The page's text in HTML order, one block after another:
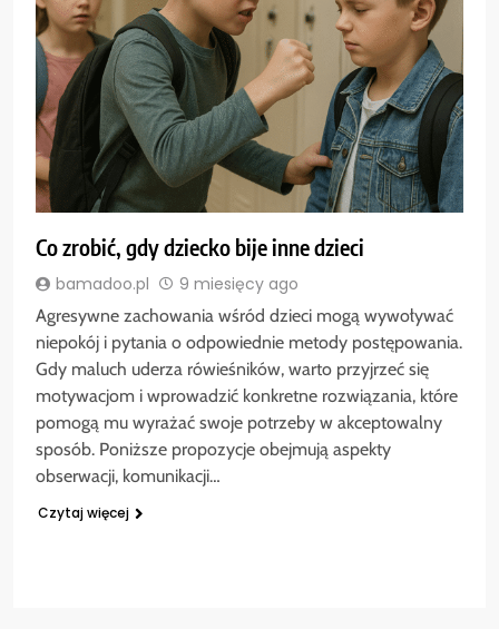
Co zrobić, gdy dziecko bije inne dzieci
bamadoo.pl 9 miesięcy ago
Agresywne zachowania wśród dzieci mogą wywoływać
niepokój i pytania o odpowiednie metody postępowania.
Gdy maluch uderza rówieśników, warto przyjrzeć się
motywacjom i wprowadzić konkretne rozwiązania, które
pomogą mu wyrażać swoje potrzeby w akceptowalny
sposób. Poniższe propozycje obejmują aspekty
obserwacji, komunikacji…
Czytaj więcej